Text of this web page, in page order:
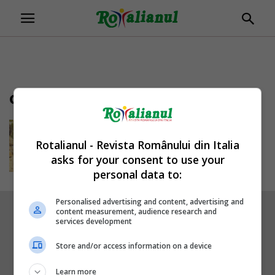
clerici
România, promovată de o
jurnalistă italiancă: „A fost una
dintre cele...
Daniela Stoica - 26/10/2018
Rotalianul - Revista Românului din Italia
asks for your consent to use your
personal data to:
Personalised advertising and content, advertising and
content measurement, audience research and
services development
Store and/or access information on a device
Learn more